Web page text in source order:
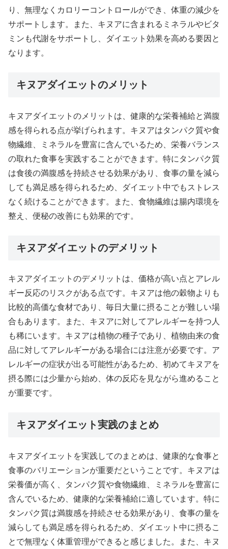
り、無理なくカロリーコントロールができ、体重の減少を
サポートします。また、キヌアに含まれるミネラルやビタ
ミンも代謝をサポートし、ダイエット効果を高める要因と
なります。
キヌアダイエットのメリット
キヌアダイエットのメリットは、健康的な栄養補給と満腹
感を得られる点が挙げられます。キヌアはタンパク質や食
物繊維、ミネラルを豊富に含んでいるため、栄養バランス
の取れた食事を実践することができます。特にタンパク質
は食後の満腹感を持続させる効果があり、食事の量を減ら
しても満足感を得られるため、ダイエット中でもストレス
なく続けることができます。また、食物繊維は腸内環境を
整え、便秘の改善にも効果的です。
キヌアダイエットのデメリット
キヌアダイエットのデメリットは、価格が高い点とアレル
ギー反応のリスクがある点です。キヌアは他の穀物よりも
比較的高価な食材であり、毎日大量に摂ることが難しい場
合もあります。また、キヌアに対してアレルギーを持つ人
も稀にいます。キヌアは植物の種子であり、植物由来の食
品に対してアレルギーがある場合には注意が必要です。ア
レルギーの症状が出る可能性があるため、初めてキヌアを
摂る際には少量から始め、体の反応を見ながら進めること
が重要です。
キヌアダイエット実践のまとめ
キヌアダイエットを実践してのまとめは、健康的な食事と
食事のバリエーションが重要だということです。キヌアは
栄養価が高く、タンパク質や食物繊維、ミネラルを豊富に
含んでいるため、健康的な栄養補給に適しています。特に
タンパク質は満腹感を持続させる効果があり、食事の量を
減らしても満足感を得られるため、ダイエット中に摂るこ
とで無理なく体重管理ができると感じました。また、キヌ